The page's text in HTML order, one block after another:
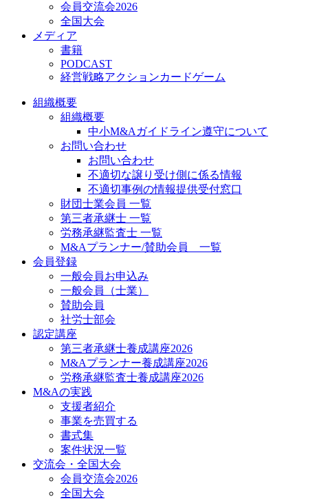
会員交流会2026
全国大会
メディア
書籍
PODCAST
経営戦略アクションカードゲーム
組織概要
組織概要
中小M&Aガイドライン遵守について
お問い合わせ
お問い合わせ
不適切な譲り受け側に係る情報
不適切事例の情報提供受付窓口
財団士業会員 一覧
第三者承継士 一覧
労務承継監査士 一覧
M&Aプランナー/賛助会員 一覧
会員登録
一般会員お申込み
一般会員（士業）
賛助会員
社労士部会
認定講座
第三者承継士養成講座2026
M&Aプランナー養成講座2026
労務承継監査士養成講座2026
M&Aの実践
支援者紹介
事業を売買する
書式集
案件状況一覧
交流会・全国大会
会員交流会2026
全国大会